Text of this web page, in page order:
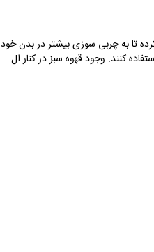
تا به چربی سوزی بیشتر در بدن خود
کنند. وجود قهوه سبز در کنار ال